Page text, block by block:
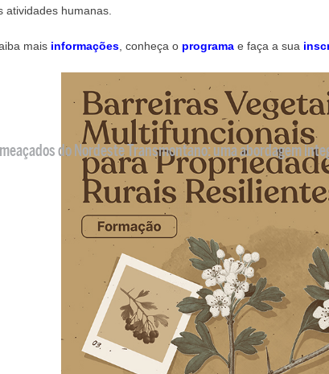
atividades humanas.
mais informações , conheça o programa e faça a sua
do Nordeste Transmontano: uma abordagem